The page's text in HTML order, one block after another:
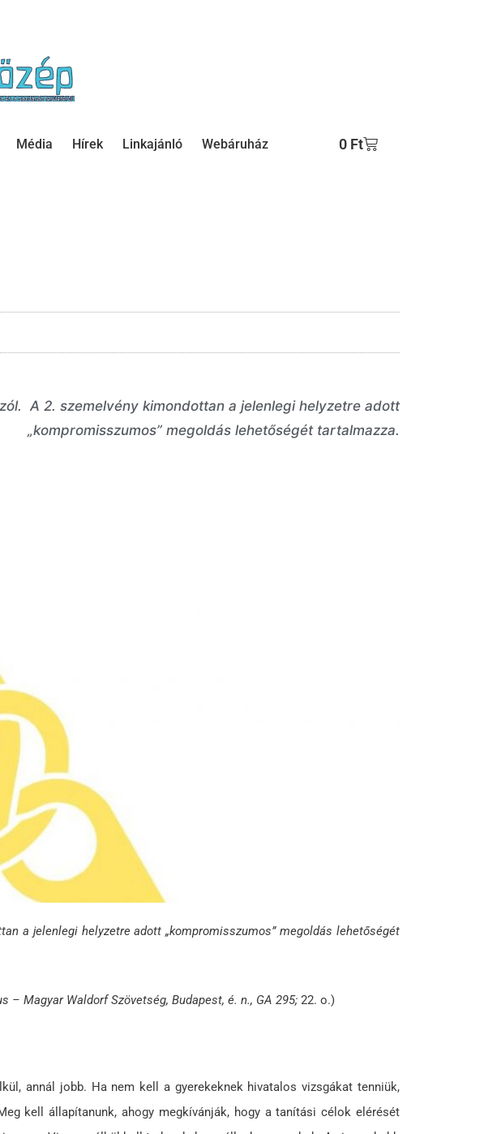
Média Hírek Linkajánló Webáruház 0 Ft
A 2. szemelvény kimondottan a jelenlegi helyzetre adott
„kompromisszumos” megoldás lehetőségét tartalmazza.
a jelenlegi helyzetre adott „kompromisszumos” megoldás lehetőségét
– Magyar Waldorf Szövetség, Budapest, é. n., GA 295; 22. o.)
annál jobb. Ha nem kell a gyerekeknek hivatalos vizsgákat tenniük,
kell állapítanunk, ahogy megkívánják, hogy a tanítási célok elérését